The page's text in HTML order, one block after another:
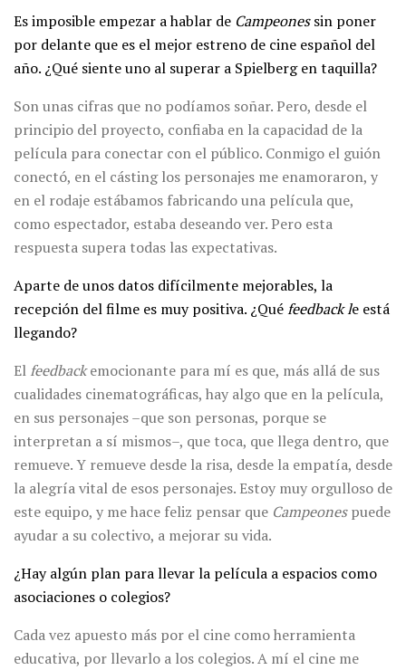
Es imposible empezar a hablar de Campeonessin poner
por delante que es el mejor estreno de cine español del
año. ¿Qué siente uno al superar a Spielberg en taquilla?
Son unas cifras que no podíamos soñar. Pero, desde el
principio del proyecto, confiaba en la capacidad de la
película para conectar con el público. Conmigo el guión
conectó, en el cásting los personajes me enamoraron, y
en el rodaje estábamos fabricando una película que,
como espectador, estaba deseando ver. Pero esta
respuesta supera todas las expectativas.
Aparte de unos datos difícilmente mejorables, la
recepción del filme es muy positiva. ¿Quéfeedback le está
llegando?
El feedbackemocionante para mí es que, más allá de sus
cualidades cinematográficas, hay algo que en la película,
en sus personajes –que son personas, porque se
interpretan a sí mismos–, que toca, que llega dentro, que
remueve. Y remueve desde la risa, desde la empatía, desde
la alegría vital de esos personajes. Estoy muy orgulloso de
este equipo, y me hace feliz pensar que Campeonespuede
ayudar a su colectivo, a mejorar su vida.
¿Hay algún plan para llevar la película a espacios como
asociaciones o colegios?
Cada vez apuesto más por el cine como herramienta
educativa, por llevarlo a los colegios. A mí el cine me